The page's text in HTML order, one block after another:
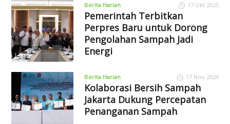
Berita Harian 17 Okt 2025
Pemerintah Terbitkan
Perpres Baru untuk Dorong
Pengolahan Sampah Jadi
Energi
Berita Harian 17 Nov 2024
Kolaborasi Bersih Sampah
Jakarta Dukung Percepatan
Penanganan Sampah